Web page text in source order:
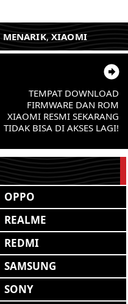
MENARIK, XIAOMI
TEMPAT DOWNLOAD
FIRMWARE DAN ROM
XIAOMI RESMI SEKARANG
TIDAK BISA DI AKSES LAGI!
OPPO
REALME
REDMI
SAMSUNG
SONY